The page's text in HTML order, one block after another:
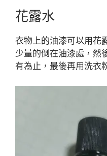
花露水
衣物上的油漆可以用花
少量的倒在油漆處，然
有為止，最後再用洗衣